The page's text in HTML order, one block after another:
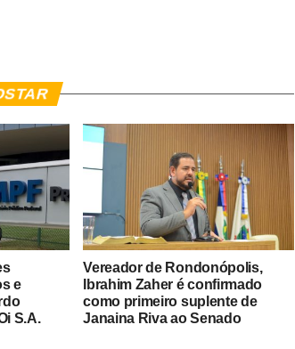
e
S.A.
Vereador de Rondonópolis,
Ibrahim Zaher é confirmado
como primeiro suplente de
Janaina Riva ao Senado